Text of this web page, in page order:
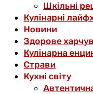
Шкільні
Кулінарні
Новини
Здорове
Кулінарна
Страви
Кухні світу